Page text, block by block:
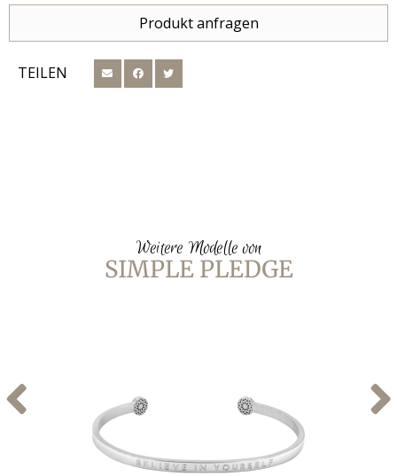
Produkt anfragen
TEILEN
Weitere Modelle von
SIMPLE PLEDGE